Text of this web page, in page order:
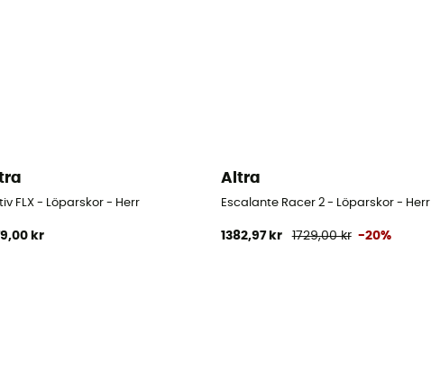
FLX - Löparskor - Herr
kr
Altra
Escalante Racer 2 - Löparskor - Herr
1382,97 kr 1729,00 kr -20%